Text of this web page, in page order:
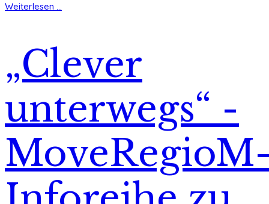
Weiterlesen ...
„Clever
unterwegs“ -